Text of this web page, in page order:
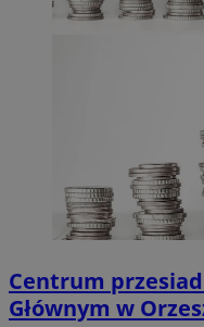
Centrum
Głównym w